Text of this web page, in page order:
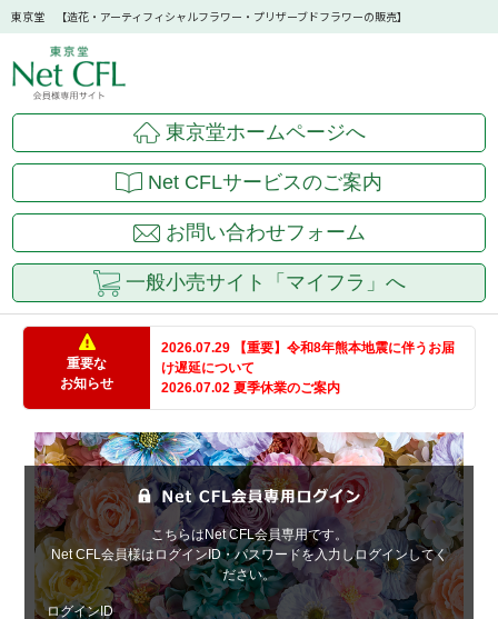
東京堂 【造花・アーティフィシャルフラワー・プリザーブドフラワーの販売】
東京堂ホームページへ
Net CFLサービスのご案内
お問い合わせフォーム
一般小売サイト「マイフラ」へ
重要な
お知らせ
2026.07.29 【重要】令和8年熊本地震に伴うお届
け遅延について
2026.07.02 夏季休業のご案内
こちらはNet CFL会員専用です。
Net CFL会員様はログインID・パスワードを入力しログインしてく
ださい。
ログインID